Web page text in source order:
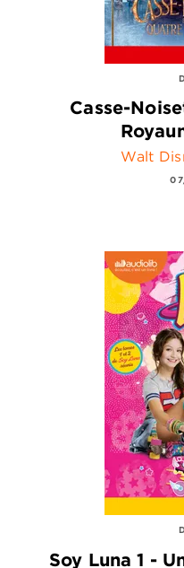
Casse-
Walt
Soy Luna 1 -